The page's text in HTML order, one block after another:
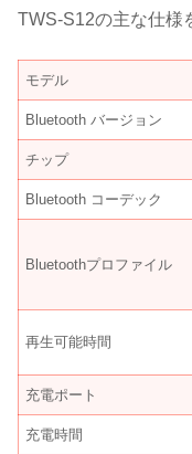
TWS-S12の主な仕様
モデル
Bluetooth バージョン
チップ
Bluetooth コーデック
Bluetoothプロファイル
再生可能時間
充電ポート
充電時間